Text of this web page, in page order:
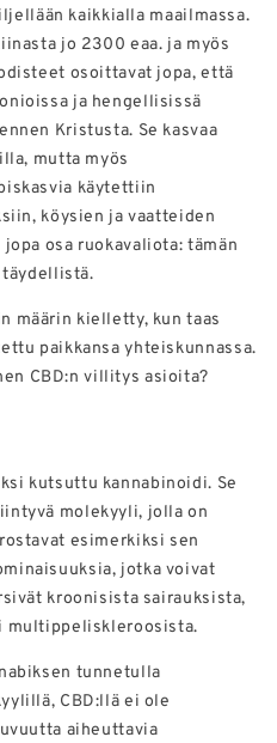
kaikkialla maailmassa.
jo 2300 eaa. ja myös
osoittavat jopa, että
ja hengellisissä
Kristusta. Se kasvaa
mutta myös
käytettiin
köysien ja vaatteiden
osa ruokavaliota: tämän
määrin kielletty, kun taas
paikkansa yhteiskunnassa.
CBD:n villitys asioita?
kutsuttu kannabinoidi. Se
molekyyli, jolla on
esimerkiksi sen
jotka voivat
kroonisista sairauksista,
multippeliskleroosista.
tunnetulla
CBD:llä ei ole
aiheuttavia